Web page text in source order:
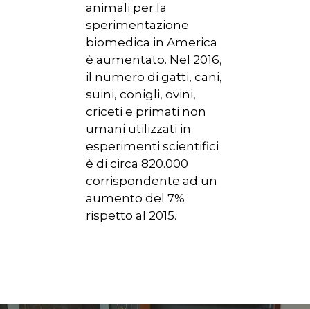
animali per la
sperimentazione
biomedica in America
è aumentato. Nel 2016,
il numero di gatti, cani,
suini, conigli, ovini,
criceti e primati non
umani utilizzati in
esperimenti scientifici
è di circa 820.000
corrispondente ad un
aumento del 7%
rispetto al 2015.